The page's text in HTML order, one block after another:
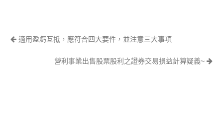
適用盈虧互抵，應符合四大要件，並注意三大事項
營利事業出售股票股利之證券交易損益計算疑義~